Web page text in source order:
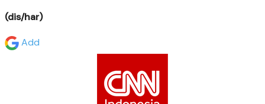
(dis/har)
Add